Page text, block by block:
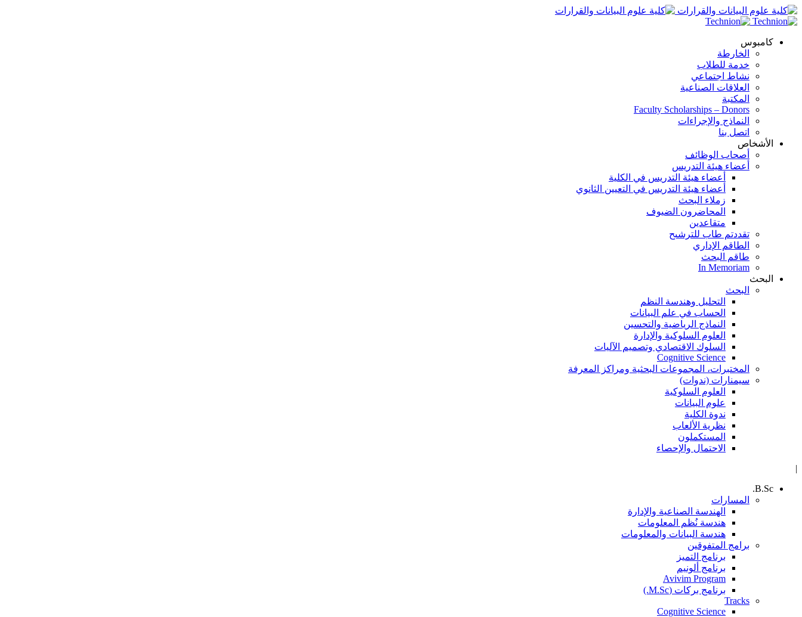
كامبوس
الخارطة
خدمة للطلاب
نشاط اجتماعي
العلاقات الصناعية
المكتبة
Faculty Scholarships – Donors
النماذج والإجراءات
اتصل بنا
الأشخاص
أصحاب الوظائف
أعضاء هيئة التدريس
أعضاء هيئة التدريس في الكلية
أعضاء هيئة التدريس في التعيين الثانوي
زملاء البحث
المحاضرون الضيوف
متقاعدين
تقددتم طاب للترشىح
الطاقم الإداري
طاقم البحث
In Memoriam
البحث
البحث
التحليل وهندسة النظم
الحساب في علم البيانات
النماذج الرياضية والتحسين
العلوم السلوكية والإدارة
السلوك الاقتصادي وتصميم الآليات
Cognitive Science
المختبرات، المجموعات البحثية ومراكز المعرفة
سيمنارات (ندوات)
العلوم السلوكية
علوم البيانات
ندوة الكلية
نظرية الألعاب
المستكملون
الاحتمال والإحصاء
|
B.Sc.
المسارات
الهندسة الصناعية والإدارة
هندسة نُظم المعلومات
هندسة البيانات والمعلومات
برامج المتفوقين
برنامج التميز
برنامج ألونيم
Avivim Program
برنامج بركات (M.Sc.)
Tracks
Cognitive Science